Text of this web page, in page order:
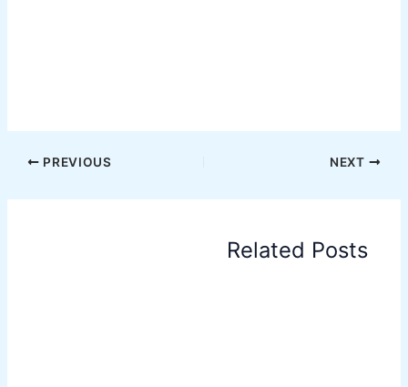
PREVIOUS NEXT
Related Posts